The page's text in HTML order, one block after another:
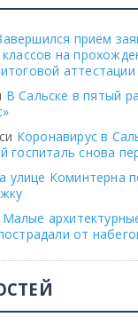
приём
на
аттестации
В Сальске в пятый
Коронавирус в
госпиталь снова
улице Коминтерна
Малые
от